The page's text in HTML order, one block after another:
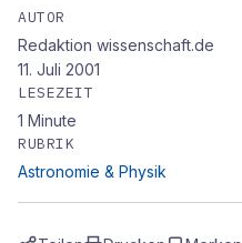
AUTOR
Redaktion wissenschaft.de
11. Juli 2001
LESEZEIT
1 Minute
RUBRIK
Astronomie & Physik